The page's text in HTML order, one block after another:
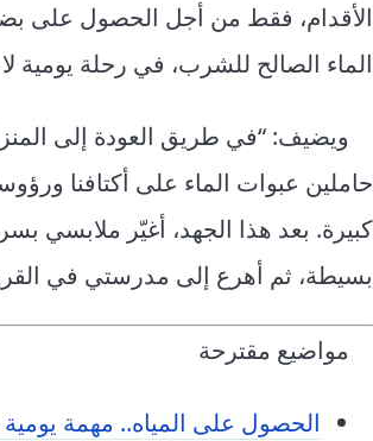
الأقدام، فقط من أجل الحصول على
الماء الصالح للشرب، في رحلة يومية لا
ويضيف: “في طريق العودة إلى
حاملين عبوات الماء على أكتافنا
كبيرة. بعد هذا الجهد، أغيّر ملابسي
بسيطة، ثم أهرع إلى مدرستي في
مواضيع مقترحة
الحصول على المياه.. مهمة